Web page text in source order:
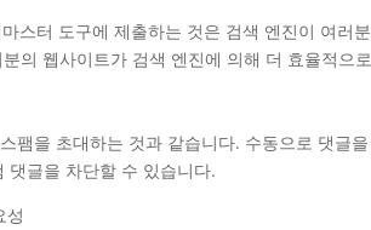
스터 도구에 제출하는 것은 검색 엔진이 여러
의 웹사이트가 검색 엔진에 의해 더 효율적으
팸을 초대하는 것과 같습니다. 수동으로 댓글
댓글을 차단할 수 있습니다.